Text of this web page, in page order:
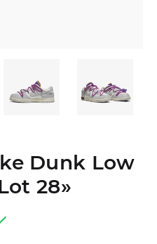
Dunk Low
28»